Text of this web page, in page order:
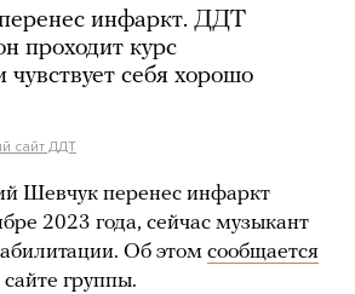
инфаркт. ДДТ
проходит курс
чувствует себя хорошо
сайт ДДТ
перенес инфаркт
2023 года, сейчас музыкант
Об этом сообщается
группы.